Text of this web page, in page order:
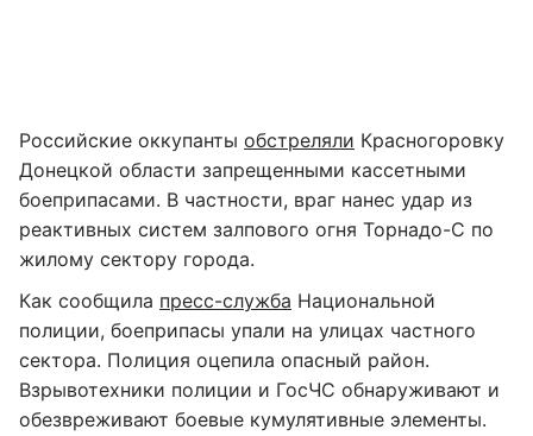
Российские оккупанты обстреляли Красногоровку
Донецкой области запрещенными кассетными
боеприпасами. В частности, враг нанес удар из
реактивных систем залпового огня Торнадо-С по
жилому сектору города.
Как сообщила пресс-служба Национальной
полиции, боеприпасы упали на улицах частного
сектора. Полиция оцепила опасный район.
Взрывотехники полиции и ГосЧС обнаруживают и
обезвреживают боевые кумулятивные элементы.